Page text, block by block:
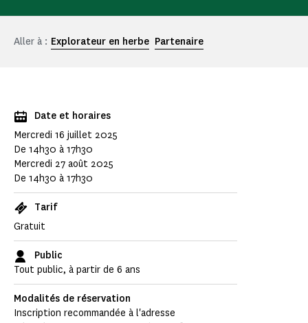
Aller à : Explorateur en herbe Partenaire
Date et horaires
Mercredi 16 juillet 2025
De 14h30 à 17h30
Mercredi 27 août 2025
De 14h30 à 17h30
Tarif
Gratuit
Public
Tout public, à partir de 6 ans
Modalités de réservation
Inscription recommandée à l'adresse